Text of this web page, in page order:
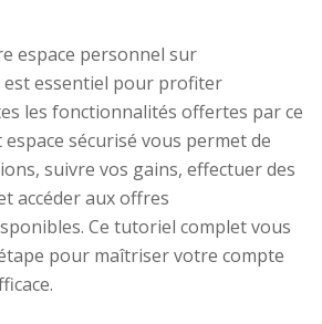
espace personnel sur
est essentiel pour profiter
les fonctionnalités offertes par ce
sécurisé vous permet de
suivre vos gains, effectuer des
accéder aux offres
Ce tutoriel complet vous
pour maîtriser votre compte